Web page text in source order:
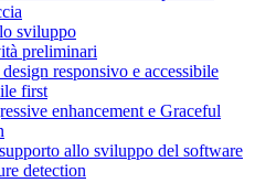
sviluppo
preliminari
responsivo e accessibile
first
enhancement e Graceful
allo sviluppo del software
detection